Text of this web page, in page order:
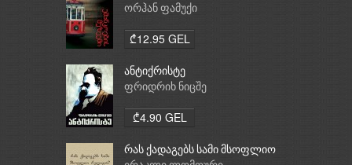
ორჰან ფამუქი
₾12.95 GEL
ანტიქრისტე
ფრიდრიხ ნიცშე
₾4.90 GEL
რას ქადაგებს სამი მსოფლიო